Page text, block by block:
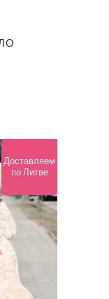
Доставляем
по Литве